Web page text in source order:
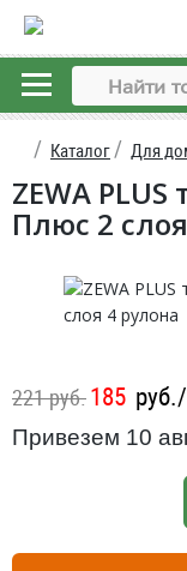
Каталог Для
ZEWA
Плюс 2
221 руб.185
Привезем 10